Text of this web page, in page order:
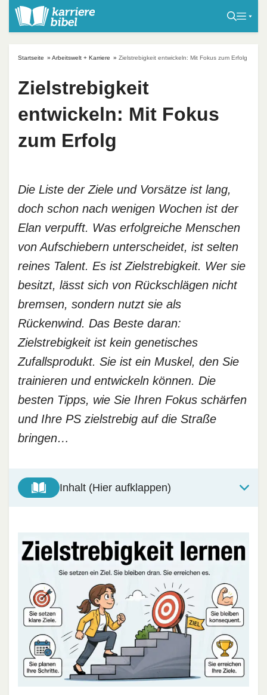
Startseite » Arbeitswelt + Karriere » Zielstrebigkeit entwickeln: Mit Fokus zum Erfolg
Zielstrebigkeit
entwickeln: Mit Fokus
zum Erfolg
Die Liste der Ziele und Vorsätze ist lang,
doch schon nach wenigen Wochen ist der
Elan verpufft. Was erfolgreiche Menschen
von Aufschiebern unterscheidet, ist selten
reines Talent. Es ist Zielstrebigkeit. Wer sie
besitzt, lässt sich von Rückschlägen nicht
bremsen, sondern nutzt sie als
Rückenwind. Das Beste daran:
Zielstrebigkeit ist kein genetisches
Zufallsprodukt. Sie ist ein Muskel, den Sie
trainieren und entwickeln können. Die
besten Tipps, wie Sie Ihren Fokus schärfen
und Ihre PS zielstrebig auf die Straße
bringen…
Inhalt (Hier aufklappen)